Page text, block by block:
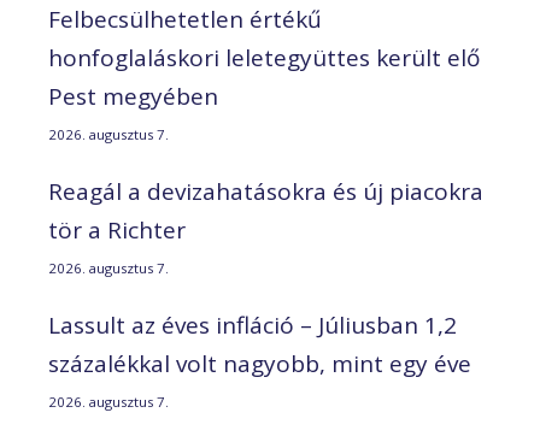
Felbecsülhetetlen értékű
honfoglaláskori leletegyüttes került elő
Pest megyében
2026. augusztus 7.
Reagál a devizahatásokra és új piacokra
tör a Richter
2026. augusztus 7.
Lassult az éves infláció – Júliusban 1,2
százalékkal volt nagyobb, mint egy éve
2026. augusztus 7.